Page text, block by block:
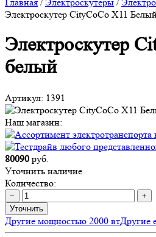
Электроскутер CityCoCo X11
Электроскутер
белый
Артикул: 1391
Наш магазин:
80090 руб.
Уточнить наличие
Количество:
−
+
Уточнить
Другие мощностью 2000 втДругие